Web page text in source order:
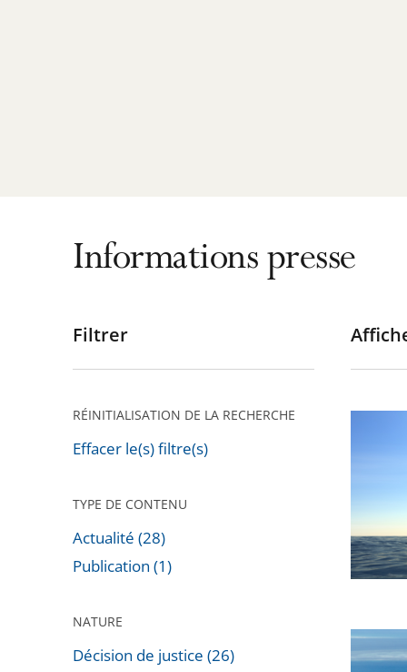
Informations presse
Passer
pour
après
Filtrer
RÉINITIALISATION DE LA RECHERCHE
Effacer le(s) filtre(s)
TYPE DE CONTENU
Actualité (28)
Publication (1)
NATURE
Décision de justice (26)
rejette
un
recours
dirigé
le
décret
Nouvelle-